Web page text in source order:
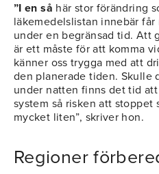
”I en så här stor förändring
läkemedelslistan innebär
under en begränsad tid. Att
är ett måste för att komma
känner oss trygga med att
den planerade tiden. Skulle
under natten finns det tid
system så risken att stoppet
mycket liten”, skriver hon.
Regioner